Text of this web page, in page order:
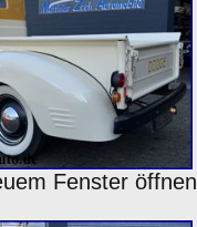
Fenster öffnen